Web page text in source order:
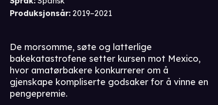
Produksjonsår: 2019–2021
De morsomme, søte og latterlige
bakekatastrofene setter kursen mot Mexico,
hvor amatørbakere konkurrerer om å
gjenskape kompliserte godsaker for å vinne en
pengepremie.